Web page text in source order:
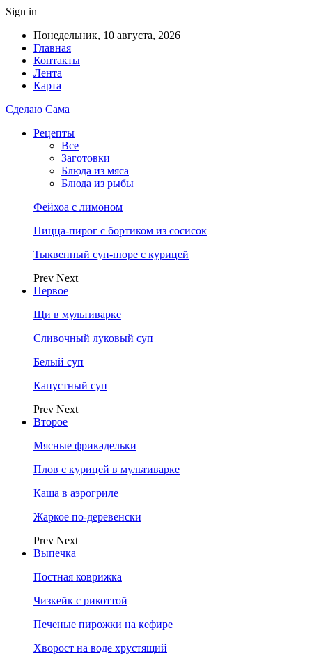
Sign in
Понедельник, 10 августа, 2026
Главная
Контакты
Лента
Карта
Сделаю Сама
Рецепты
Все
Заготовки
Блюда из мяса
Блюда из рыбы
Фейхоа с лимоном
Пицца-пирог с бортиком из сосисок
Тыквенный суп-пюре с курицей
Prev Next
Первое
Щи в мультиварке
Сливочный луковый суп
Белый суп
Капустный суп
Prev Next
Второе
Мясные фрикадельки
Плов с курицей в мультиварке
Каша в аэрогриле
Жаркое по-деревенски
Prev Next
Выпечка
Постная коврижка
Чизкейк с рикоттой
Печеные пирожки на кефире
Хворост на воде хрустящий